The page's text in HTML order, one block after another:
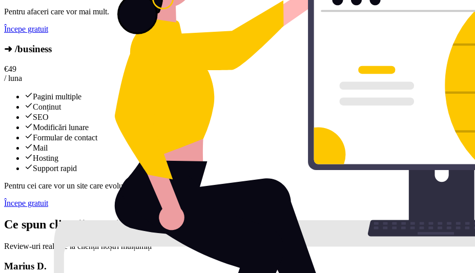
Pentru afaceri care vor mai mult.
Începe gratuit
➜ /business
€49
/ luna
Pagini multiple
Conținut
SEO
Modificări lunare
Formular de contact
Mail
Hosting
Support rapid
Pentru cei care vor un site care evoluează constant.
Începe gratuit
Ce spun clienții noștri
Review-uri reale de la clienții noștri mulțumiți
Marius D.